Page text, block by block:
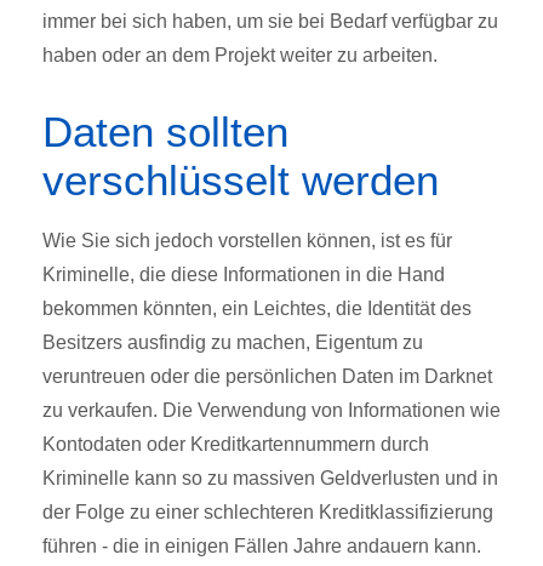
immer bei sich haben, um sie bei Bedarf verfügbar zu
haben oder an dem Projekt weiter zu arbeiten.
Daten sollten
verschlüsselt werden
Wie Sie sich jedoch vorstellen können, ist es für
Kriminelle, die diese Informationen in die Hand
bekommen könnten, ein Leichtes, die Identität des
Besitzers ausfindig zu machen, Eigentum zu
veruntreuen oder die persönlichen Daten im Darknet
zu verkaufen. Die Verwendung von Informationen wie
Kontodaten oder Kreditkartennummern durch
Kriminelle kann so zu massiven Geldverlusten und in
der Folge zu einer schlechteren Kreditklassifizierung
führen - die in einigen Fällen Jahre andauern kann.